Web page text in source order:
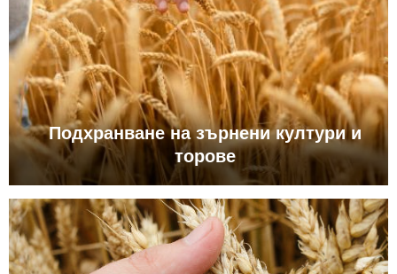
Подхранване на зърнени култури и
торове